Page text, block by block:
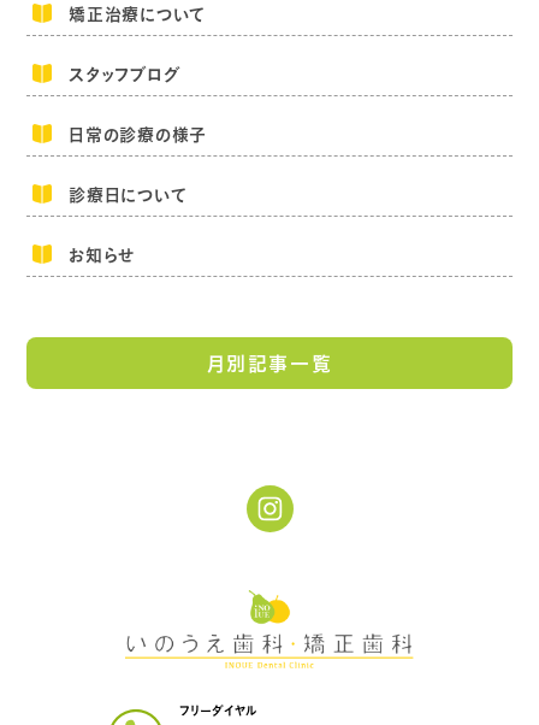
矯正治療について
スタッフブログ
日常の診療の様子
診療日について
お知らせ
月別記事一覧
フリーダイヤル